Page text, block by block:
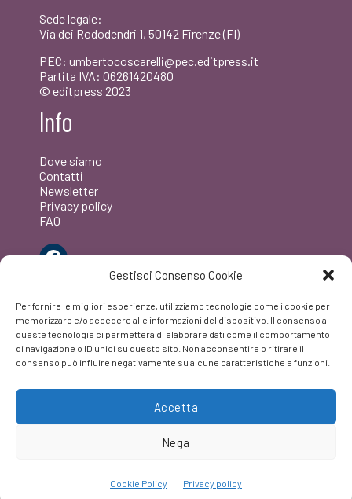
Gestisci Consenso Cookie
Per fornire le migliori esperienze, utilizziamo tecnologie come i cookie per
memorizzare e/o accedere alle informazioni del dispositivo. Il consenso a
queste tecnologie ci permetterà di elaborare dati come il comportamento
di navigazione o ID unici su questo sito. Non acconsentire o ritirare il
consenso può influire negativamente su alcune caratteristiche e funzioni.
Accetta
Nega
Cookie Policy Privacy policy
Sede legale:
Via dei Rododendri 1, 50142 Firenze (FI)
PEC: umbertocoscarelli@pec.editpress.it
Partita IVA: 06261420480
© editpress 2023
Info
Dove siamo
Contatti
Newsletter
Privacy policy
FAQ